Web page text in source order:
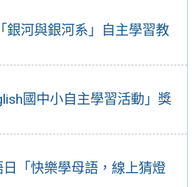
銀河與銀河系」自主學習教
國中小自主學習活動」獎
「快樂學母語，線上猜燈